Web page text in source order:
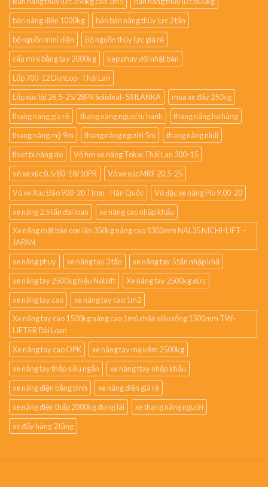
bàn nâng điện 1000kg
bán bàn nâng thủy lực 2 tấn
bộ nguồn mini điện
Bộ nguồn thủy lực giá rẻ
cẩu mini bằng tay 2000kg
kẹp phuy đôi nhật bản
Lốp 700-12 DunLop- Thái Lan
Lốp xúc lật 26.5-25/28PR Solideal- SRILANKA
mua xe đẩy 250kg
thang nang gia rẻ
thang nang nguoi tu hanh
thang nâng hạ hàng
thang nâng mỹ 9m
thang nâng người 5m
thang nâng niuli
thiet bi nâng do
Vỏ hơi xe nâng Tokai Thái Lan 300-15
vỏ xe xúc 0.5/80-18/10PR
Vỏ xe xúc MRF 20.5-25
Vỏ xe Xúc Đào 900-20 Tiron - Hàn Quốc
Vỏ đặc xe nâng Pio 9.00-20
xe nâng 2.5 tấn đài loan
xe nâng cao nhập khẩu
Xe nâng mặt bàn con lăn 350kg nâng cao 1300mm NAL35 NICHI-LIFT –
JAPAN
xe nâng phuy
xe nâng tay 3 tấn
xe nâng tay 5 tấn nhập khẩ
xe nâng tay 2500kg hiệu Noblift
Xe nâng tay 2500kg đức
xe nâng tay cao
xe nâng tay cao 1m2
Xe nâng tay cao 1500kg nâng cao 1m6 chân siêu rộng 1500mm TW-
LIFTER Đài Loan
Xe nâng tay cao OPK
xe nâng tay mạ kẽm 2500kg
xe nâng tay thấp siêu ngắn
xe nâng ttay nhập khẩu
xe nâng điện bằng bình
xe nâng điện giá rẻ
xe nâng điện thấp 2000kg đứng lái
xe thang nâng người
xe đẩy hàng 2 tầng